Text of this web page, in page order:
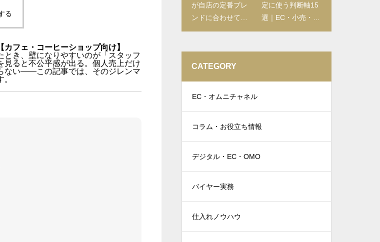
る
フェ・コーヒーショップ向け】
き、壁になりやすいのが「スタッフ
ると不公平感が出る。個人売上だけ
ない——この記事では、そのジレンマ
が自店の定番ブレ
ンドに合わせて器
具を選ぶ方法
定に使う判断軸15
選｜EC・小売・メ
ーカー業態別の重
CATEGORY
EC・オムニチャネル
コラム・お役立ち情報
デジタル・EC・OMO
バイヤー実務
仕入れノウハウ